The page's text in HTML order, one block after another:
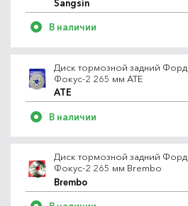
Sangsin
В наличии
Диск тормозной задний Форд
Фокус-2 265 мм ATE
ATE
В наличии
Диск тормозной задний Форд
Фокус-2 265 мм Brembo
Brembo